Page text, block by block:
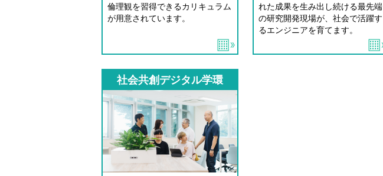
倫理観を習得できるカリキュラム
が用意されています。
れた成果を生み出し続ける最先端
の研究開発現場が、社会で活躍す
るエンジニアを育てます。
社会共創デジタル学環